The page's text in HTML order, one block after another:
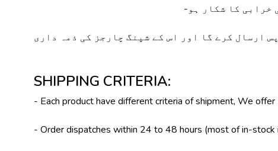
ارسال کرے گا اور اس کے شپنگ چارجز کی ذمہ داری
SHIPPING CRITERIA:
- Each product have different criteria of shipment, We
- Order dispatches within 24 to 48 hours (most of in-stock